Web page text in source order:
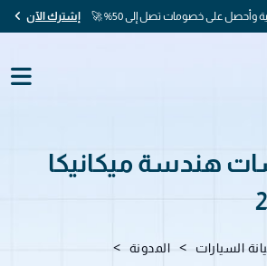
وأحصل على خصومات تصل إلى 50% 🚀 إشترك الآن
هندسة ميكانيكا
السيارات > المدونة >